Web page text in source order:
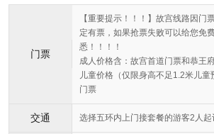
门票
【重要提示！！！】故宫线路因门
定有票，如果抢票失败可以给您免
悉！！！！
成人价格含：故宫首道门票和恭王
儿童价格（仅限身高不足1.2米儿童
门票
交通 选择五环内上门接套餐的游客2人起